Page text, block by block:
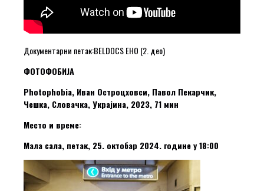
Документарни петак:BELDOCS EHO (2. део)
ФОТОФОБИЈА
Photophobia, Иван Остроцховси, Павол Пекарчик,
Чешка, Словачка, Украјина, 2023, 71 мин
Место и време:
Мала сала, петак, 25. октобар 2024. године у 18:00